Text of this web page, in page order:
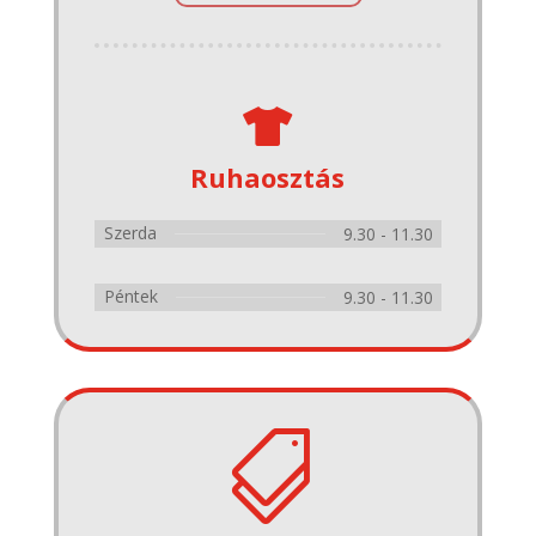

Ruhaosztás
Szerda 9.30 - 11.30
Péntek 9.30 - 11.30
